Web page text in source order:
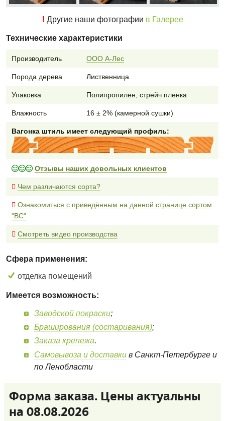
! Другие наши фотографии в Галерее
Технические характеристики
Производитель ООО А-Лес
Порода дерева Лиственница
Упаковка Полипропилен, стрейч пленка
Влажность 16 ± 2% (камерной сушки)
Вагонка штиль имеет следующий профиль:
Отзывы наших довольных клиентов
Чем различаются сорта?
Ознакомиться с приведённым на данной странице сортом
"BC"
Смотреть видео производства
Сфера применения:
отделка помещений
Имеется возможность:
Заводской покраски;
Браширования (состаривания);
Заказа крепежа.
Самовывоза и доставки в Санкт-Петербурге и
по Ленобласти
Форма заказа. Цены актуальны
на 08.08.2026